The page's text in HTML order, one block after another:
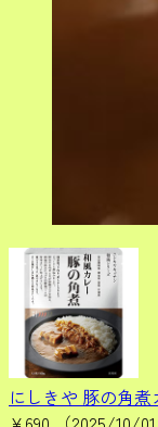
にしきや 豚の角煮